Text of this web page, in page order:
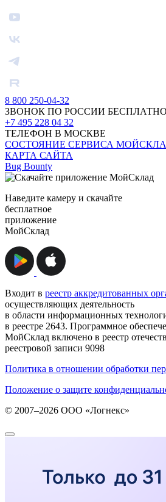
8 800 250-04-32
ЗВОНОК ПО РОССИИ БЕСПЛАТНО
+7 495 228 04 32
ТЕЛЕФОН В МОСКВЕ
СОСТОЯНИЕ СЕРВИСА
КАРТА САЙТА
Bug Bounty
Наведите камеру и скачайте
бесплатное
приложение
МойСклад
Входит в реестр аккредитованных
осуществляющих деятельность
в области информационных
в реестре 2643. Программное
МойСклад включено в реестр
реестровой записи 9098
Политика в отношении обработки
Положение о защите
© 2007–2026 ООО «Логнекс»